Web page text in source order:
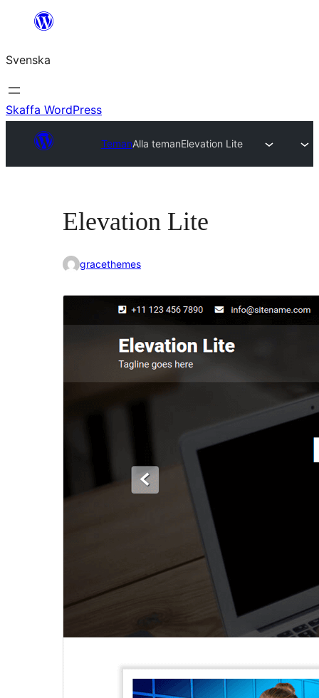
Hoppa
innehåll
Svenska
Skaffa WordPress
TemanAlla temanElevation Lite
Elevation Lite
gracethemes